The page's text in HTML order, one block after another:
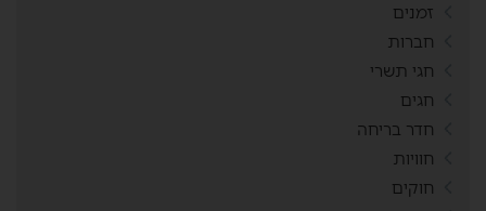
זמנים
חברות
חגי תשרי
חגים
חדר בריחה
חוויות
חוקים